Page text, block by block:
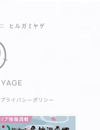
プライバシーポリシー